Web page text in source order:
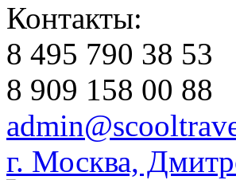
Контакты:
8 495 790 38 53
8 909 158 00 88
г. Москва,